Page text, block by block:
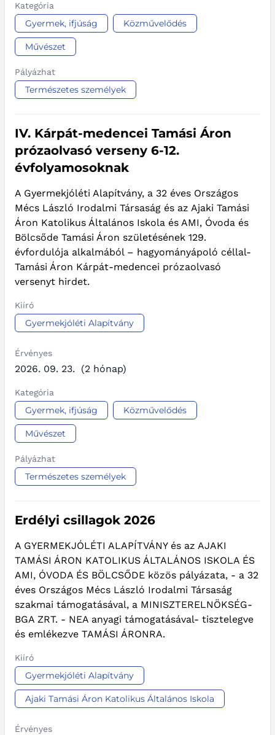
Kategória
Gyermek, ifjúság Közművelődés
Művészet
Pályázhat
Természetes személyek
IV. Kárpát-medencei Tamási Áron
prózaolvasó verseny 6-12.
évfolyamosoknak
A Gyermekjóléti Alapítvány, a 32 éves Országos
Mécs László Irodalmi Társaság és az Ajaki Tamási
Áron Katolikus Általános Iskola és AMI, Óvoda és
Bölcsőde Tamási Áron születésének 129.
évfordulója alkalmából – hagyományápoló céllal-
Tamási Áron Kárpát-medencei prózaolvasó
versenyt hirdet.
Kiíró
Gyermekjóléti Alapítvány
Érvényes
2026. 09. 23. (2 hónap)
Kategória
Gyermek, ifjúság Közművelődés
Művészet
Pályázhat
Természetes személyek
Erdélyi csillagok 2026
A GYERMEKJÓLÉTI ALAPÍTVÁNY és az AJAKI
TAMÁSI ÁRON KATOLIKUS ÁLTALÁNOS ISKOLA ÉS
AMI, ÓVODA ÉS BÖLCSŐDE közös pályázata, - a 32
éves Országos Mécs László Irodalmi Társaság
szakmai támogatásával, a MINISZTERELNÖKSÉG-
BGA ZRT. - NEA anyagi támogatásával- tisztelegve
és emlékezve TAMÁSI ÁRONRA.
Kiíró
Gyermekjóléti Alapítvány
Ajaki Tamási Áron Katolikus Általános Iskola
Érvényes